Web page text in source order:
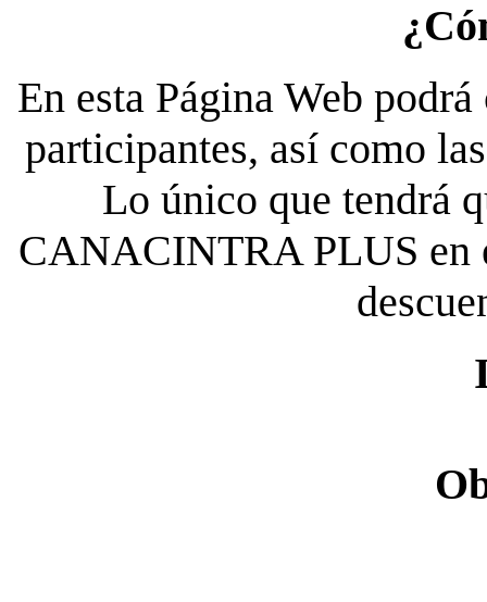
En esta Página Web
participantes, así como
Lo único que tendrá
CANACINTRA PLUS en